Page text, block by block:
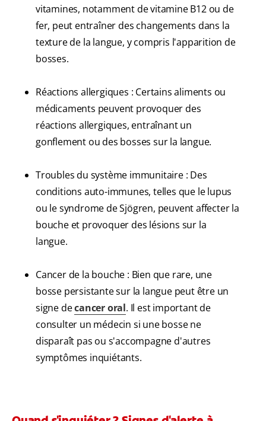
vitamines, notamment de vitamine B12 ou de
fer, peut entraîner des changements dans la
texture de la langue, y compris l'apparition de
bosses.
Réactions allergiques : Certains aliments ou
médicaments peuvent provoquer des
réactions allergiques, entraînant un
gonflement ou des bosses sur la langue.
Troubles du système immunitaire : Des
conditions auto-immunes, telles que le lupus
ou le syndrome de Sjögren, peuvent affecter la
bouche et provoquer des lésions sur la
langue.
Cancer de la bouche : Bien que rare, une
bosse persistante sur la langue peut être un
signe decancer oral. Il est important de
consulter un médecin si une bosse ne
disparaît pas ou s'accompagne d'autres
symptômes inquiétants.